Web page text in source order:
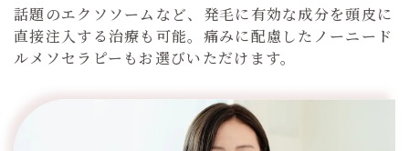
話題のエクソソームなど、発毛に有効な成分を頭皮に
直接注入する治療も可能。痛みに配慮したノーニード
ルメソセラピーもお選びいただけます。